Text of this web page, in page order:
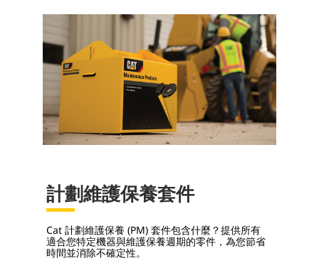
計劃維護保養套件
Cat 計劃維護保養 (PM) 套件包含什麼？提供所有
適合您特定機器與維護保養週期的零件，為您節省
時間並消除不確定性。